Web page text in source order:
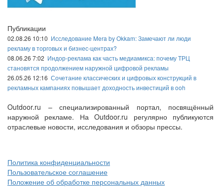
Публикации
02.08.26 10:10 Исследование Mera by Okkam: Замечают ли люди
рекламу в торговых и бизнес-центрах?
08.06.26 7:02 Индор-реклама как часть медиамикса: почему ТРЦ
становятся продолжением наружной цифровой рекламы
26.05.26 12:16 Сочетание классических и цифровых конструкций в
рекламных кампаниях повышает доходность инвестиций в ooh
Outdoor.ru – специализированный портал, посвящённый
наружной рекламе. На Outdoor.ru регулярно публикуются
отраслевые новости, исследования и обзоры прессы.
Политика конфиденциальности
Пользовательское соглашение
Положение об обработке персональных данных